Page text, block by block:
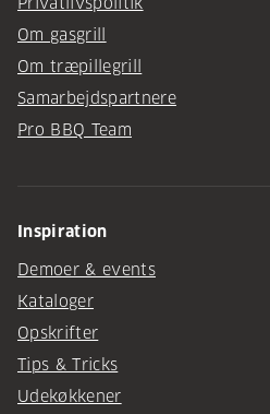
Om gasgrill
Om træpillegrill
Samarbejdspartnere
Pro BBQ Team
Inspiration
Demoer & events
Kataloger
Opskrifter
Tips & Tricks
Udekøkkener